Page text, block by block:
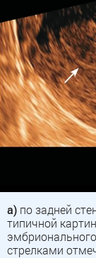
а) по задней
типичной
стрелками